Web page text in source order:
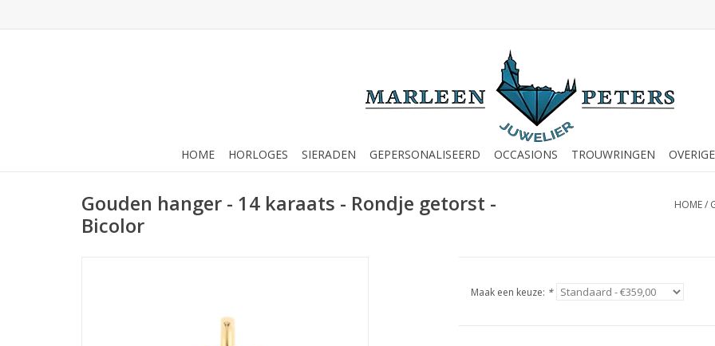
HOME HORLOGES SIERADEN GEPERSONALISEERD OCCASIONS TROUWRINGEN OVERIGE
Gouden hanger - 14 karaats - Rondje getorst -
Bicolor
HOME/
Maak een keuze: *